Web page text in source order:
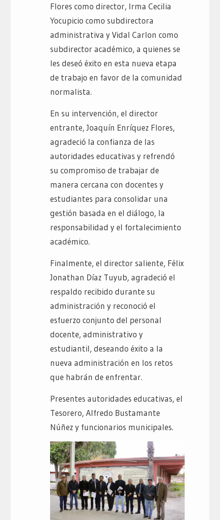
Flores como director, Irma Cecilia
Yocupicio como subdirectora
administrativa y Vidal Carlon como
subdirector académico, a quienes se
les deseó éxito en esta nueva etapa
de trabajo en favor de la comunidad
normalista.
En su intervención, el director
entrante, Joaquín Enríquez Flores,
agradeció la confianza de las
autoridades educativas y refrendó
su compromiso de trabajar de
manera cercana con docentes y
estudiantes para consolidar una
gestión basada en el diálogo, la
responsabilidad y el fortalecimiento
académico.
Finalmente, el director saliente, Félix
Jonathan Díaz Tuyub, agradeció el
respaldo recibido durante su
administración y reconoció el
esfuerzo conjunto del personal
docente, administrativo y
estudiantil, deseando éxito a la
nueva administración en los retos
que habrán de enfrentar.
Presentes autoridades educativas, el
Tesorero, Alfredo Bustamante
Núñez y funcionarios municipales.